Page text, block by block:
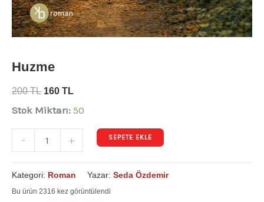
Huzme
200TL 160 TL
Stok Miktarı: 50
- + SEPETE EKLE
Kategori: Roman Yazar: Seda Özdemir
Bu ürün 2316 kez görüntülendi